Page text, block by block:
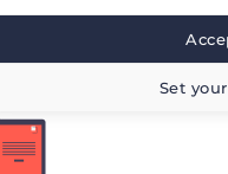
39.90 €
Set